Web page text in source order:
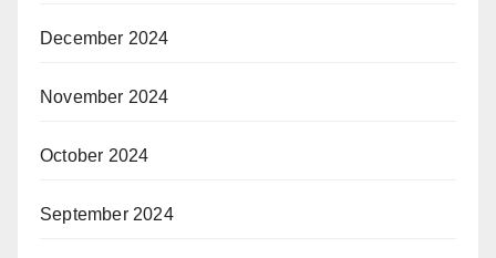
December 2024
November 2024
October 2024
September 2024